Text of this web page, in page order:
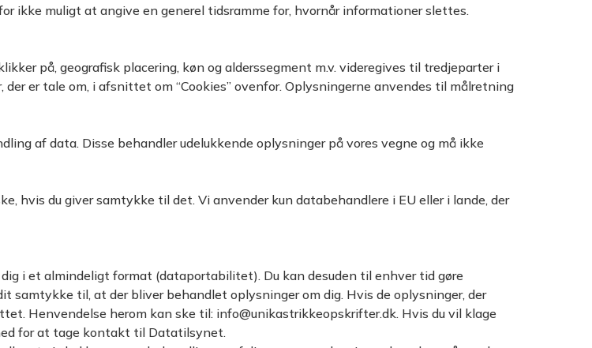
ikke muligt at angive en generel tidsramme for, hvornår informationer slettes.
på, geografisk placering, køn og alderssegment m.v. videregives til tredjeparter i
er tale om, i afsnittet om “Cookies” ovenfor. Oplysningerne anvendes til målretning
af data. Disse behandler udelukkende oplysninger på vores vegne og må ikke
hvis du giver samtykke til det. Vi anvender kun databehandlere i EU eller i lande, der
i et almindeligt format (dataportabilitet). Du kan desuden til enhver tid gøre
samtykke til, at der bliver behandlet oplysninger om dig. Hvis de oplysninger, der
Henvendelse herom kan ske til: info@unikastrikkeopskrifter.dk. Hvis du vil klage
for at tage kontakt til Datatilsynet.